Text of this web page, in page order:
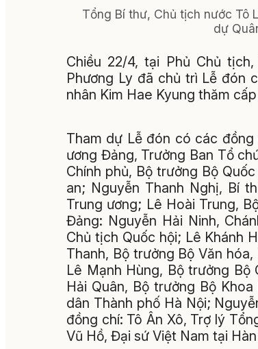
Tổng Bí thư, Chủ tịch nước Tô
dự
Chiều 22/4, tại Phủ Chủ
Phương Ly đã chủ trì Lễ đón
nhân Kim Hae Kyung thăm
Tham dự Lễ đón có các
ương Đảng, Trưởng Ban Tổ
Chính phủ, Bộ trưởng Bộ
an; Nguyễn Thanh Nghị, Bí
Trung ương; Lê Hoài Trung,
Đảng: Nguyễn Hải Ninh,
Chủ tịch Quốc hội; Lê Khánh
Thanh, Bộ trưởng Bộ Văn
Lê Mạnh Hùng, Bộ trưởng Bộ
Hải Quân, Bộ trưởng Bộ
dân Thành phố Hà Nội;
đồng chí: Tô Ân Xô, Trợ lý
Vũ Hồ, Đại sứ Việt Nam tại